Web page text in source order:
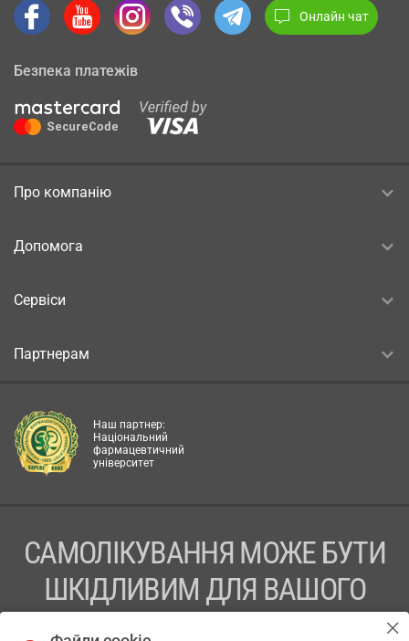
Онлайн чат
Безпека платежів
Про компанію
Допомога
Сервіси
Партнерам
Наш партнер:
Національний
фармацевтичний
університет
САМОЛІКУВАННЯ МОЖЕ БУТИ
ШКІДЛИВИМ ДЛЯ ВАШОГО